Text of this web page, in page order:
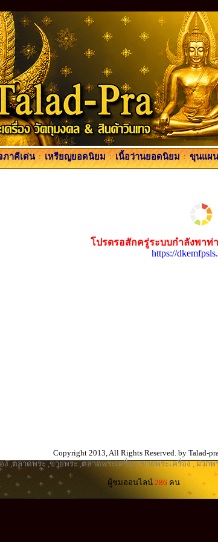
ภาคีเด่น : เหรียญยอดนิยม : เนื้อว่านยอดนิยม : ขุนแผน
โปรดรอสักครู่ระบบกำลังพาท่
https://
Copyright 2013, All Rights Reserved. by Talad-
ง,ตลาดพระ ,ขายพระ ,ตลาดพระเครื่อง ,ขายพระเครื่อง, ฝากพ
ผู้ชมออนไลน์ 286 คน